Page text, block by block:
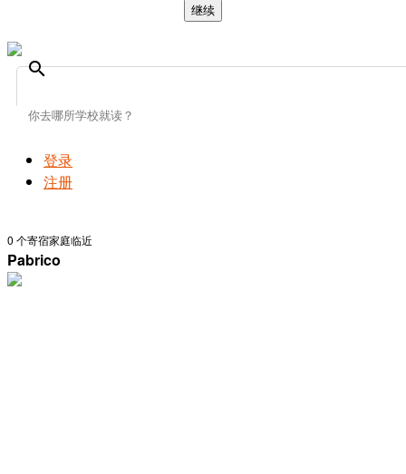
继续
search
登录
注册
0 个寄宿家庭临近
Pabrico